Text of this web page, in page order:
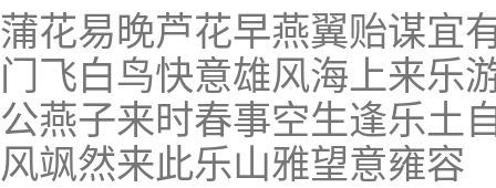
蒲花易晚芦花早燕翼贻谋宜
门飞白鸟快意雄风海上来乐
公燕子来时春事空生逢乐土
风飒然来此乐山雅望意雍容